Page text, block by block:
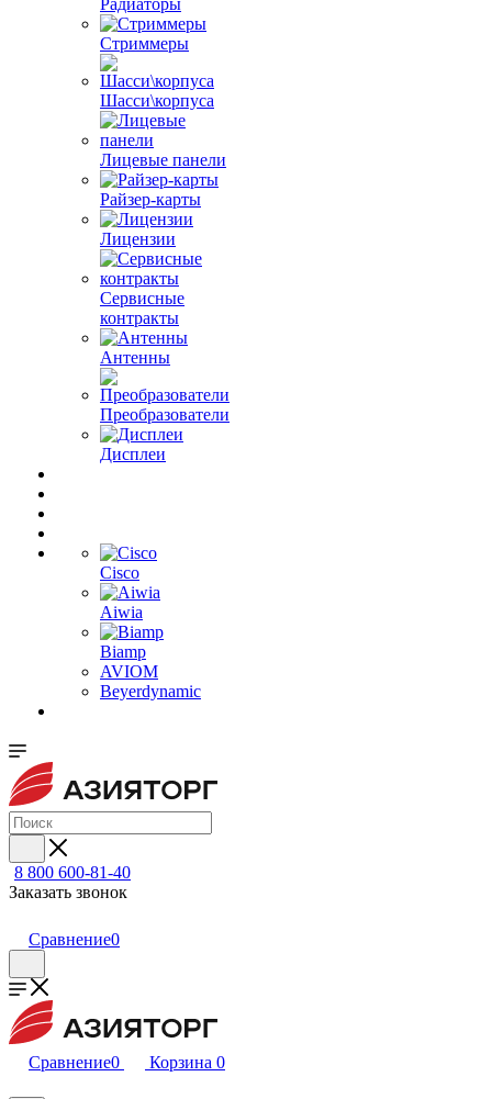
Радиаторы
Стриммеры
Шасси\корпуса
Лицевые панели
Райзер-карты
Лицензии
Сервисные
контракты
Антенны
Преобразователи
Дисплеи
Cisco
Aiwia
Biamp
AVIOM
Beyerdynamic
8 800 600-81-40
Заказать звонок
Сравнение0
Сравнение0 Корзина 0